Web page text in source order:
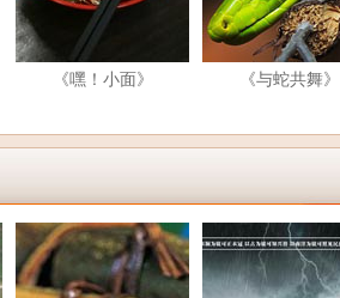
《嘿！小面》 《与蛇共舞》